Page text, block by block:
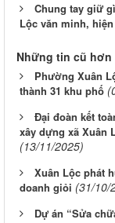
Chung tay giữ
Lộc văn minh,
Những tin cũ hơn
Phường Xuân
thành 31 khu phố
Đại đoàn kết
xây dựng xã Xuân
(13/11/2025)
Xuân Lộc phát
doanh giỏi (31/10/
Dự án “Sửa